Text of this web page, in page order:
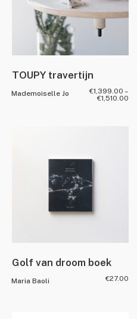
TOUPY travertijn
Mademoiselle Jo €1,399.00 –
€1,510.00
Golf van droom boek
Maria Baoli €27.00